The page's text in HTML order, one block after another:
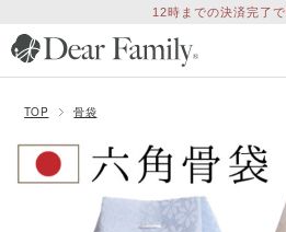
12時までの決済完了
TOP 骨袋